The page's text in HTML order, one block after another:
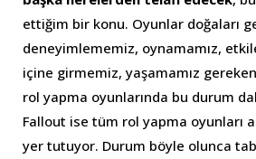
ettiğim bir konu. Oyunlar doğaları
deneyimlememiz, oynamamız,
içine girmemiz, yaşamamız
rol yapma oyunlarında bu durum
Fallout ise tüm rol yapma oyunları
yer tutuyor. Durum böyle olunca